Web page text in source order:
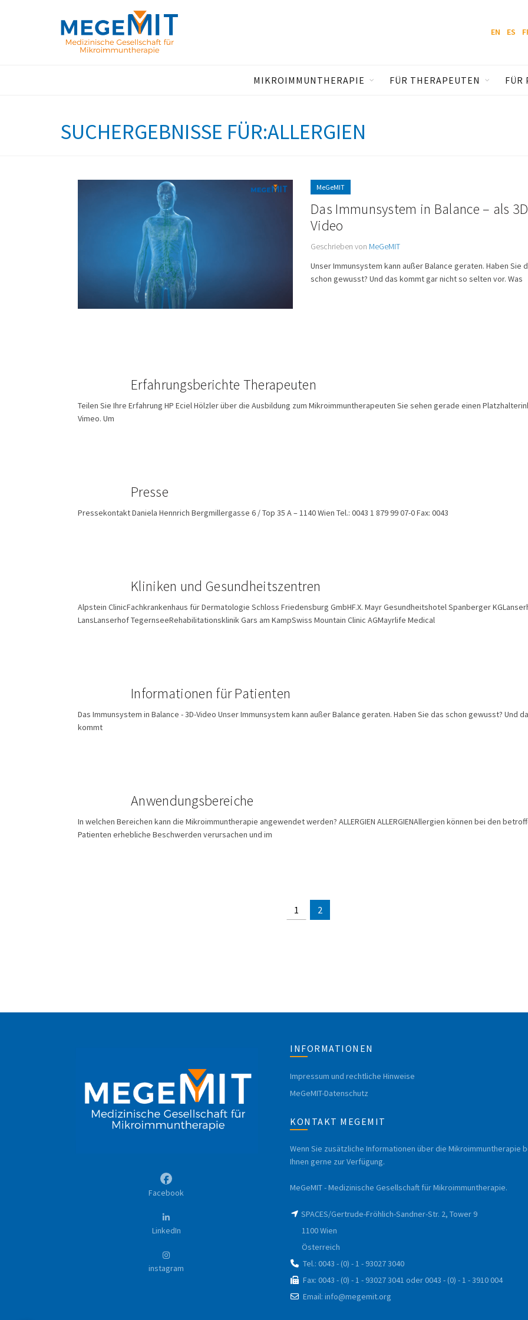
EN ES
MIKROIMMUNTHERAPIE FÜR THERAPEUTEN FÜR
SUCHERGEBNISSE FÜR:ALLERGIEN
MeGeMIT
Das Immunsystem in Balance – als
Video
Geschrieben von MeGeMIT
Unser Immunsystem kann außer Balance geraten. Haben Sie
schon gewusst? Und das kommt gar nicht so selten vor. Was
Erfahrungsberichte Therapeuten
Teilen Sie Ihre Erfahrung HP Eciel Hölzler über die Ausbildung zum Mikroimmuntherapeuten Sie sehen gerade einen
Vimeo. Um
Presse
Pressekontakt Daniela Hennrich Bergmillergasse 6 / Top 35 A – 1140 Wien Tel.: 0043 1 879 99 07-0 Fax: 0043
Kliniken und Gesundheitszentren
Alpstein ClinicFachkrankenhaus für Dermatologie Schloss Friedensburg GmbHF.X. Mayr Gesundheitshotel Spanberger
LansLanserhof TegernseeRehabilitationsklinik Gars am KampSwiss Mountain Clinic AGMayrlife Medical
Informationen für Patienten
Das Immunsystem in Balance - 3D-Video Unser Immunsystem kann außer Balance geraten. Haben Sie das schon gewusst? Und
kommt
Anwendungsbereiche
In welchen Bereichen kann die Mikroimmuntherapie angewendet werden? ALLERGIEN ALLERGIENAllergien können bei den
Patienten erhebliche Beschwerden verursachen und im
1 2
Facebook
LinkedIn
instagram
INFORMATIONEN
Impressum und rechtliche Hinweise
MeGeMIT-Datenschutz
KONTAKT MEGEMIT
Wenn Sie zusätzliche Informationen über die Mikroimmuntherapie
Ihnen gerne zur Verfügung.
MeGeMIT - Medizinische Gesellschaft für Mikroimmuntherapie.
SPACES/Gertrude-Fröhlich-Sandner-Str. 2, Tower 9
1100 Wien
Österreich
Tel.: 0043 - (0) - 1 - 93027 3040
Fax: 0043 - (0) - 1 - 93027 3041 oder 0043 - (0) - 1 - 3910 004
Email: info@megemit.org